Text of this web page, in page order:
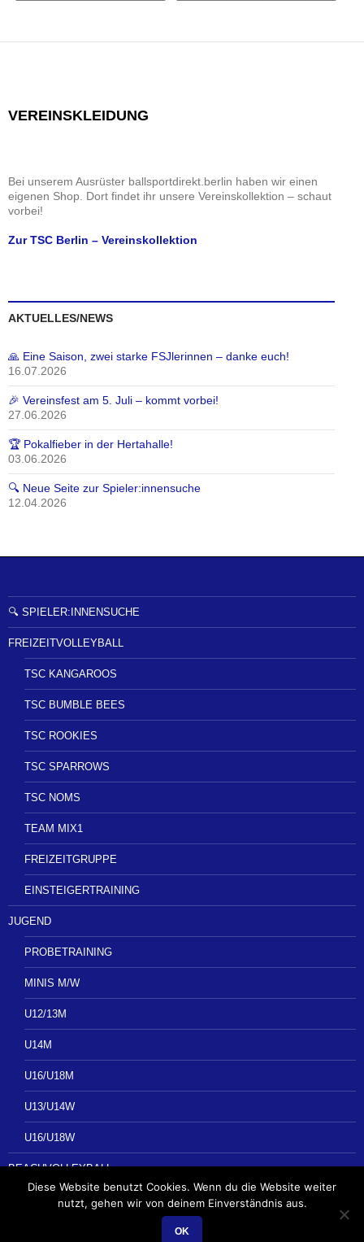
VEREINSKLEIDUNG
Bei unserem Ausrüster ballsportdirekt.berlin haben wir einen
eigenen Shop. Dort findet ihr unsere Vereinskollektion – schaut
vorbei!
Zur TSC Berlin – Vereinskollektion
AKTUELLES/NEWS
🙏 Eine Saison, zwei starke FSJlerinnen – danke euch!
16.07.2026
🎉 Vereinsfest am 5. Juli – kommt vorbei!
27.06.2026
🏆 Pokalfieber in der Hertahalle!
03.06.2026
🔍 Neue Seite zur Spieler:innensuche
12.04.2026
🔍 SPIELER:INNENSUCHE
FREIZEITVOLLEYBALL
TSC KANGAROOS
TSC BUMBLE BEES
TSC ROOKIES
TSC SPARROWS
TSC NOMS
TEAM MIX1
FREIZEITGRUPPE
EINSTEIGERTRAINING
JUGEND
PROBETRAINING
MINIS M/W
U12/13M
U14M
U16/U18M
U13/U14W
U16/U18W
BEACHVOLLEYBALL
Diese Website benutzt Cookies. Wenn du die Website weiter
nutzt, gehen wir von deinem Einverständnis aus.
OK